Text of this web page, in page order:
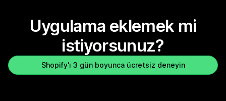
Uygulama eklemek mi
istiyorsunuz?
Shopify'ı 3 gün boyunca ücretsiz deneyin